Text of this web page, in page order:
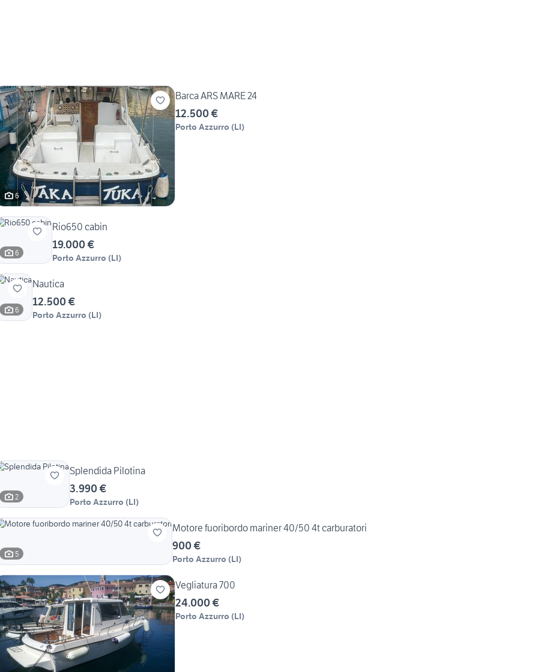
6
Barca ARS MARE 24
12.500 €
Porto Azzurro (LI)
6
Rio650 cabin
19.000 €
Porto Azzurro (LI)
6
Nautica
12.500 €
Porto Azzurro (LI)
2
Splendida Pilotina
3.990 €
Porto Azzurro (LI)
5
Motore fuoribordo mariner 40/50 4t carburatori
900 €
Porto Azzurro (LI)
Vegliatura 700
24.000 €
Porto Azzurro (LI)